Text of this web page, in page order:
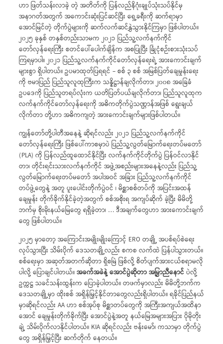
ဟာ ဖြတ်သန်းလာခဲ့ တဲ့ အတိတ်ကို ပြန်လည်နိဂုံးချုပ်သုံးသပ်နိုင်မှ
အနာဂတ်အတွက် အကောင်းဆုံးပြင်ဆင်ပြီး ရှေ့ခရီးကို ဆက်ရာမှာ
အောင်မြင်တဲ့ တိုက်ပွဲများကို ဆက်လက်ဆင်နွှဲသွားနိုင်ကြမှာ ဖြစ်ပါတယ်။
၂၀၂၅ ခုနှစ် တနှစ်တည်းသာမက ၂၀၂၁ ပြည်သူ့လက်နက်ကိုင်
တော်လှန်ရေးကြီး စတင်ပေါ်ပေါက်ချိန်က အစပြုပြီး ခြုံငုံစဉ်းစားသုံးသပ်
ကြရမှာပါ။ ၂၀၂၁ ပြည်သူ့လက်နက်ကိုင်တော်လှန်ရေးရဲ့ အားကောင်းချက်
များစွာ ရှိပါတယ်။ ဥပမာထုတ်ပြရရင် – စစ် ၃ စစ် အမြစ်ပြတ်ချေမှုန်းရေး
ကို ဗမာပြည် ပြည်သူလူထုကြီးက သန္နိဋ္ဌာန်ချလိုက်တာ၊ ၂၀၀၈ အခြေခံ
ဥပဒေကို ပြည်သူတရပ်လုံးက ယတိပြတ်ပယ်ချလိုက်တာ၊ ပြည်သူလူထုက
လက်နက်ကိုင်တော်လှန်ရေးကို အဓိကတိုက်ပွဲသဏ္ဌာန်အဖြစ် ရွေးချယ်
လိုက်တာ တို့ဟာ အဓိကကျတဲ့ အားကောင်းချက်များဖြစ်ပါတယ်။
ကျွန်တော်တို့ပါတီအနေနဲ့ ဆိုရင်လည်း ၂၀၂၁ ပြည်သူ့လက်နက်ကိုင်
တော်လှန်ရေးကြီး ဖြစ်ပေါ်ကာစမှာပဲ ပြည်သူ့လွတ်မြောက်ရေးတပ်မတော်
(PLA) ကို ပြန်လည်ထူထောင်နိုင်ပြီး လက်နက်ကိုင်တိုက်ပွဲ ပြန်ဝင်လာနိုင်
တာ၊ တိုင်းရင်းသားလက်နက်ကိုင် အဖွဲ့အစည်းများအနေနဲ့လည်း ပြည်သူ့
လွတ်မြောက်ရေးတပ်မတော် အပါအဝင် အခြား ပြည်သူ့လက်နက်ကိုင်
တပ်ဖွဲ့တွေနဲ့ အတူ ပူးပေါင်းတိုက်ပွဲဝင် ၊ မိစ္ဆာစစ်တပ်ကို အပြင်းအထန်
ချေမှုန်း တိုက်ခိုက်နိုင်ခဲ့တဲ့အတွက် စစ်အစိုးရ အကျပ်ဆိုက် ခဲ့ပြီး မိမိတို့
ဘက်မှ စိုးမိုးနယ်မြေတွေ ရရှိခဲ့တာ၊ … ဒီအချက်တွေဟာ အားကောင်းချက်
တွေ ဖြစ်ပါတယ်။
၂၀၂၅ မှာတော့ အကြောင်းအမျိုးမျိုးကြောင့် ERO တချို့ အပစ်ရပ်စဲရေး
လုပ်သွားပြီး သိမ်းပိုက် ဒေသတချို့လည်း စကစ လက်ထဲ ပြန်ပါသွားတယ်။
စစ်ရေးမှာ အဆုတ်အတက်ဆိုတာ ရှိစမြဲ ဖြစ်လို့ စိတ်ပျက်အားငယ်စရာမလို
ပါလို့ ပြောချင်ပါတယ်။အခက်အခဲနဲ့ အောင်ပွဲဆိုတာ အမြွှာညီနောင် ပဲလို့
ဥက္ကဋ္ဌ သခင်သန်းထွန်းက ပြောခဲ့ပါတယ်။ တဖက်မှာလည်း မိမိတို့ဘက်က
ဒေသတချို့မှာ ထိုးစစ် အရှိန်မြှင့်နိုင်တာတွေလည်းရှိပါတယ်။ ရခိုင်ပြည်နယ်
မှာဆိုရင်လည်း AA ဟာ စစ်အုပ်စု မိစ္ဆာတပ်တွေကို အကြီးအကျယ်အထိနာ
အောင် ချေမှုန်းတိုက်ခိုက်ပြီး အောင်ပွဲနဲ့အတူ နယ်မြေအများအပြား ပိုမိုတိုး
ချဲ့ သိမ်းပိုက်လာနိုင်ပါတယ်။ KIA ဆိုရင်လည်း ဗန်းမော်၊ ကသာမှာ တိုက်ပွဲ
တွေ အရှိန်မြှင့်ပြီး ဆက်တိုက် နေတယ်။